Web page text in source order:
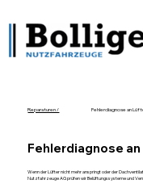
Reparaturen / Fehlerdiagnose an
Fehlerdiagnose
Wenn der Lüfter nicht mehr anspringt oder der
Nutzfahrzeuge AG prüfen wir Belüftungssysteme und